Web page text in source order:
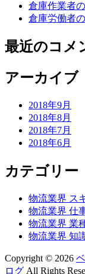
倉庫作業者
倉庫労働者
最近のコメ
アーカイブ
2018年9月
2018年8月
2018年7月
2018年6月
カテゴリー
物流業界 ス
物流業界 仕
物流業界 業
物流業界 知
Copyright © 2026
ログ All Rights